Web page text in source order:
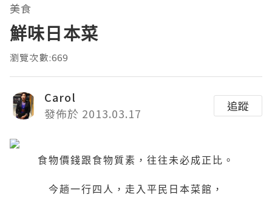
美食
鮮味日本菜
瀏覽次數:669
Carol
發佈於 2013.03.17
追蹤
食物價錢跟食物質素，往往未必成正比。
今趟一行四人，走入平民日本菜館，